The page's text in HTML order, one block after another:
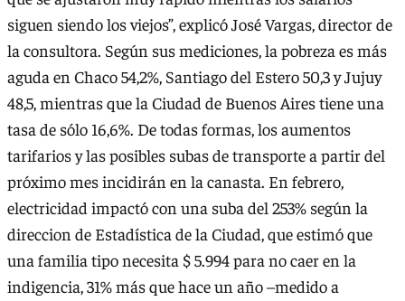
siguen siendo los viejos”, explicó José Vargas, director de
la consultora. Según sus mediciones, la pobreza es más
aguda en Chaco 54,2%, Santiago del Estero 50,3 y Jujuy
48,5, mientras que la Ciudad de Buenos Aires tiene una
tasa de sólo 16,6%. De todas formas, los aumentos
tarifarios y las posibles subas de transporte a partir del
próximo mes incidirán en la canasta. En febrero,
electricidad impactó con una suba del 253% según la
direccion de Estadística de la Ciudad, que estimó que
una familia tipo necesita $ 5.994 para no caer en la
indigencia, 31% más que hace un año –medido a